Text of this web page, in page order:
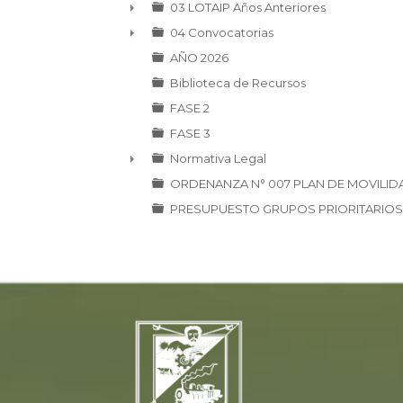
►
►
03 LOTAIP Años Anteriores
04 Convocatorias
AÑO 2026
Biblioteca de Recursos
FASE 2
FASE 3
Normativa Legal
ORDENANZA N° 007 PLAN DE
PRESUPUESTO GRUPOS PRIORITARIOS